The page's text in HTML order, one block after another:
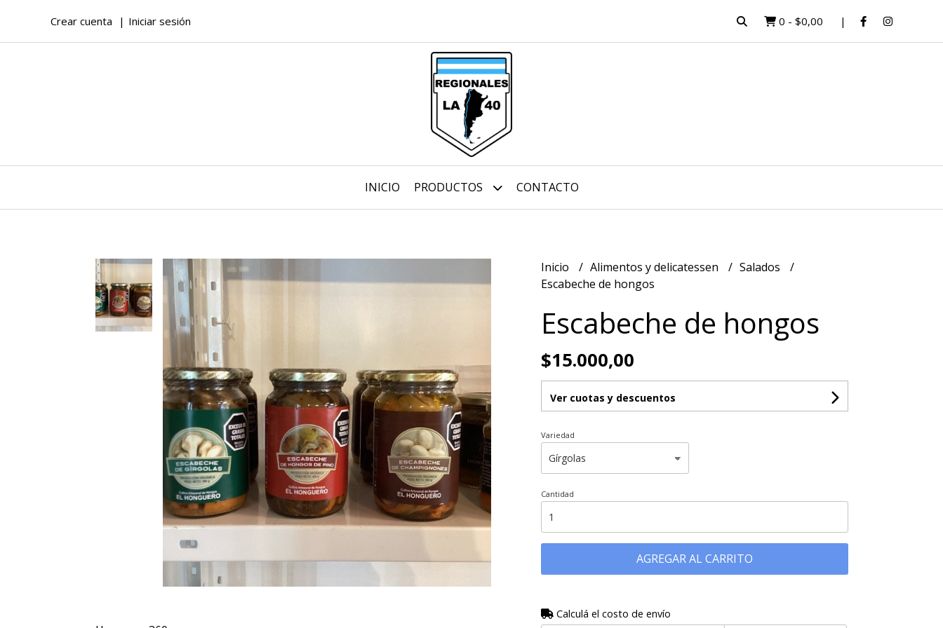
Crear cuenta Iniciar sesión 0 - $0,00
INICIO PRODUCTOS CONTACTO
Inicio Alimentos y delicatessen
Salados
Escabeche de hongos
Escabeche de hongos
$15.000,00
Ver cuotas y descuentos
Variedad
Cantidad
AGREGAR AL CARRITO
Calculá el costo de envío